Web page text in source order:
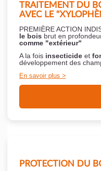
TRAITEMENT DU
AVEC LE
PREMIÈRE ACTION
le bois brut en
comme "extérieur"
A la fois insecticide et
développement des
En savoir plus
PROTECTION DU